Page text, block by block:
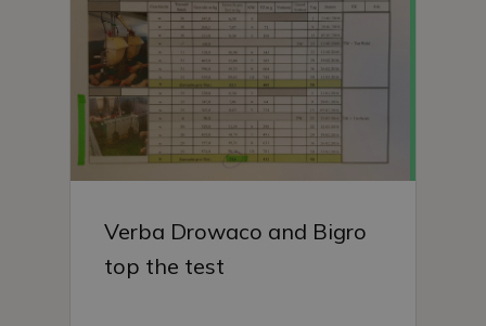
Verba Drowaco and Bigro
top the test